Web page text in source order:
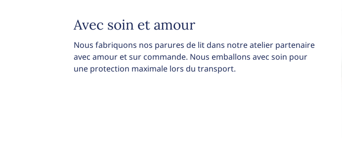
Avec soin et amour
Nous fabriquons nos parures de lit dans notre atelier partenaire
avec amour et sur commande. Nous emballons avec soin pour
une protection maximale lors du transport.